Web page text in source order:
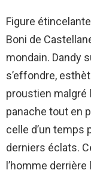
Figure
Boni de
mondain. Dandy
s’effondre,
proustien malgré
panache tout en
celle d’un temps
derniers éclats.
l’homme